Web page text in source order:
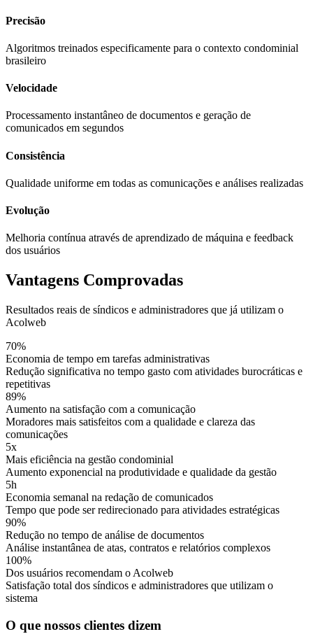
Precisão
Algoritmos treinados especificamente para o contexto condominial
brasileiro
Velocidade
Processamento instantâneo de documentos e geração de
comunicados em segundos
Consistência
Qualidade uniforme em todas as comunicações e análises realizadas
Evolução
Melhoria contínua através de aprendizado de máquina e feedback
dos usuários
Vantagens Comprovadas
Resultados reais de síndicos e administradores que já utilizam o
Acolweb
70%
Economia de tempo em tarefas administrativas
Redução significativa no tempo gasto com atividades burocráticas e
repetitivas
89%
Aumento na satisfação com a comunicação
Moradores mais satisfeitos com a qualidade e clareza das
comunicações
5x
Mais eficiência na gestão condominial
Aumento exponencial na produtividade e qualidade da gestão
5h
Economia semanal na redação de comunicados
Tempo que pode ser redirecionado para atividades estratégicas
90%
Redução no tempo de análise de documentos
Análise instantânea de atas, contratos e relatórios complexos
100%
Dos usuários recomendam o Acolweb
Satisfação total dos síndicos e administradores que utilizam o
sistema
O que nossos clientes dizem